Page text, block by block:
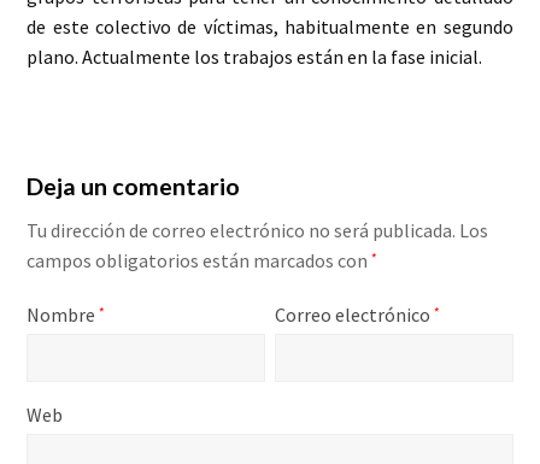
de este colectivo de víctimas, habitualmente en segundo
plano. Actualmente los trabajos están en la fase inicial.
Deja un comentario
Tu dirección de correo electrónico no será publicada. Los
campos obligatorios están marcados con*
Nombre* Correo electrónico*
Web